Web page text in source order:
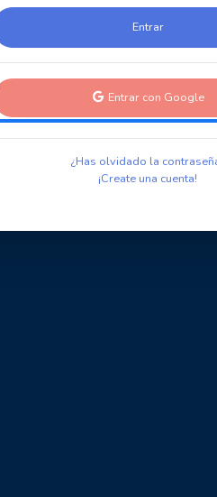
Entrar con Google
¿Has olvidado la
¡Create una cuenta!